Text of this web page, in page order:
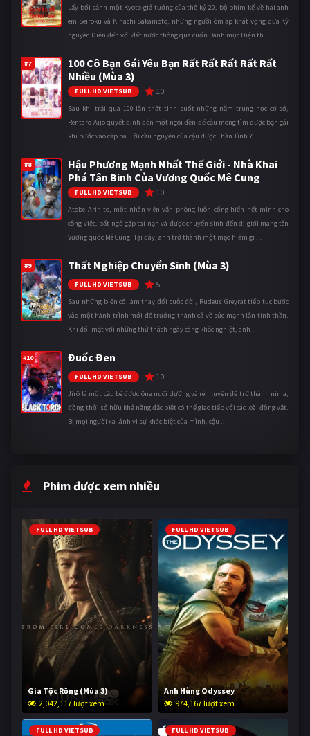
Lấy bối cảnh một Kyoto giả tưởng của thế kỷ 20, bộ phim kể về hai anh
em Seiroku và Kihachi Sakamoto, những người ôm ấp khát vọng đưa Kỷ
nguyên Điện đến với đất nước thông qua cuốn Danh mục Điện th ...
#7
100 Cô Bạn Gái Yêu Bạn Rất Rất Rất Rất Rất
Nhiều (Mùa 3)
FULL HD VIETSUB 10
Sau khi trải qua 100 lần thất tình suốt những năm trung học cơ sở,
Rentaro Aijo quyết định đến một ngôi đền để cầu mong tìm được bạn gái
khi bước vào cấp ba. Lời cầu nguyện của cậu được Thần Tình Y ...
#8
Hậu Phương Mạnh Nhất Thế Giới - Nhà Khai
Phá Tân Binh Của Vương Quốc Mê Cung
FULL HD VIETSUB 10
Atobe Arihito, một nhân viên văn phòng luôn cống hiến hết mình cho
công việc, bất ngờ gặp tai nạn và được chuyển sinh đến dị giới mang tên
Vương quốc Mê Cung. Tại đây, anh trở thành một mạo hiểm gi ...
#9 Thất Nghiệp Chuyển Sinh (Mùa 3)
FULL HD VIETSUB 5
Sau những biến cố làm thay đổi cuộc đời, Rudeus Greyrat tiếp tục bước
vào một hành trình mới để trưởng thành cả về sức mạnh lẫn tinh thần.
Khi đối mặt với những thử thách ngày càng khắc nghiệt, anh ...
#10 Đuốc Đen
FULL HD VIETSUB 10
Jirô là một cậu bé được ông nuôi dưỡng và rèn luyện để trở thành ninja,
đồng thời sở hữu khả năng đặc biệt có thể giao tiếp với các loài động vật.
Bị mọi người xa lánh vì sự khác biệt của mình, cậu ...
Phim được xem nhiều
FULL HD VIETSUB
Gia Tộc Rồng (Mùa 3)
2,042,117 lượt xem
FULL HD VIETSUB
Anh Hùng Odyssey
974,167 lượt xem
FULL HD VIETSUB FULL HD VIETSUB